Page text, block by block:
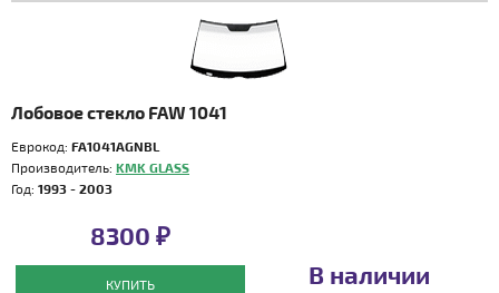
Лобовое стекло FAW 1041
Еврокод: FA1041AGNBL
Производитель: KMK GLASS
Год: 1993 - 2003
8300 ₽
КУПИТЬ В наличии